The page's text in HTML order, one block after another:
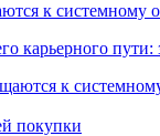
к системному
карьерного
покупки